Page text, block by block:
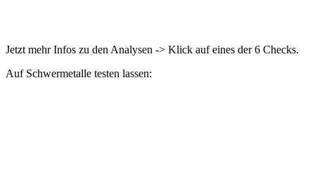
Jetzt mehr Infos zu den Analysen -> Klick auf eines der 6 Checks.
Auf Schwermetalle testen lassen: